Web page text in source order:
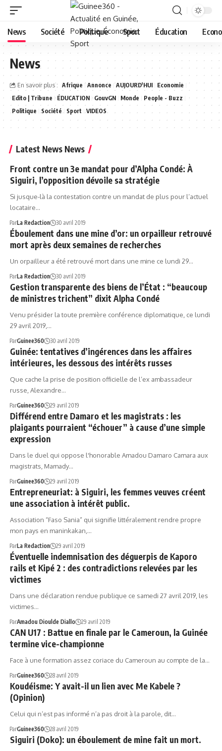
News Société Politique Sport Éducation
News
En savoir plus : Afrique Annonce AUJOURD'HUI
Economie
Edito | Tribune
ÉDUCATION GouvGN Monde
People - Buzz
Politique
Société Sport VIDEOS
Latest News News
Front contre un 3e mandat pour d’Alpha Condé: À
Siguiri, l’opposition dévoile sa stratégie
Si jusque-là la contestation contre un mandat de plus pour l’actuel
locataire…
ParLa Redaction 30 avril 2019
Éboulement dans une mine d’or: un orpailleur retrouvé
mort après deux semaines de recherches
Un orpailleur a été retrouvé mort dans une mine ce lundi 29…
ParLa Redaction 30 avril 2019
Gestion transparente des biens de l’État : “beaucoup
de ministres trichent” dixit Alpha Condé
Venu présider la toute première conférence diplomatique, ce lundi
29 avril 2019,…
ParGuinee360 30 avril 2019
Guinée: tentatives d’ingérences dans les affaires
intérieures, les dessous des intérêts russes
Que cache la prise de position officielle de l’ex ambassadeur
russe, Alexandre…
ParGuinee360 29 avril 2019
Différend entre Damaro et les magistrats : les
plaigants pourraient “échouer” à cause d’une simple
expression
Dans le duel qui oppose l'honorable Amadou Damaro Camara aux
magistrats, Mamady…
ParGuinee360 29 avril 2019
Entrepreneuriat: à Siguiri, les femmes veuves créent
une association à intérêt public.
Association “Faso Sania” qui signifie littéralement rendre propre
mon pays en maninkakan,…
ParLa Redaction 29 avril 2019
Éventuelle indemnisation des déguerpis de Kaporo
rails et Kipé 2 : des contradictions relevées par les
victimes
Dans une déclaration rendue publique ce samedi 27 avril 2019, les
victimes…
ParAmadou Dioulde Diallo 29 avril 2019
CAN U17 : Battue en finale par le Cameroun, la Guinée
termine vice-championne
Face à une formation assez coriace du Cameroun au compte de la…
ParGuinee360 28 avril 2019
Koudéisme: Y avait-il un lien avec Me Kabele ?
(Opinion)
Celui qui n’est pas informé n’a pas droit à la parole, dit…
ParGuinee360 28 avril 2019
Siguiri (Doko): un éboulement de mine fait un mort.